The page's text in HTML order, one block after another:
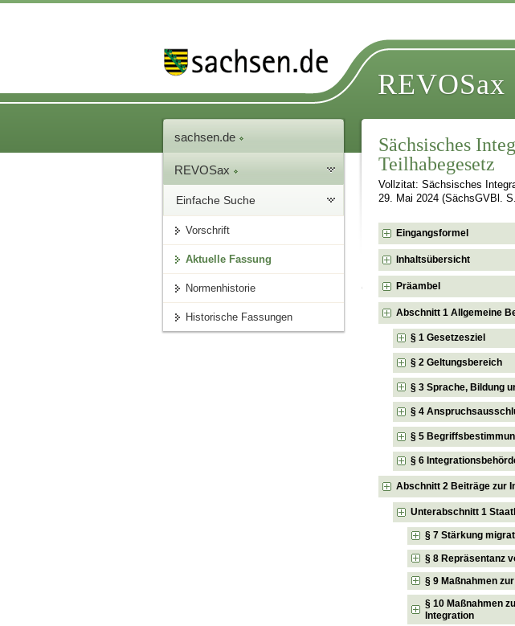
REVOSax
sachsen.de
REVOSax
Einfache Suche
Vorschrift
Aktuelle Fassung
Normenhistorie
Historische Fassungen
Sächsisches
Teilhabegesetz
Vollzitat: Sächsisches
29. Mai 2024 (SächsGVBl.
Eingangsformel
Inhaltsübersicht
Präambel
Abschnitt 1 Allgemeine
§ 1 Gesetzesziel
§ 2 Geltungsbereich
§ 3 Sprache, Bildung
§ 4
§ 5
§ 6
Abschnitt 2 Beiträge zur
Unterabschnitt 1
§ 7 Stärkung
§ 8 Repräsentanz
§ 9 Maßnahmen
§ 10 Maßnahmen
Integration